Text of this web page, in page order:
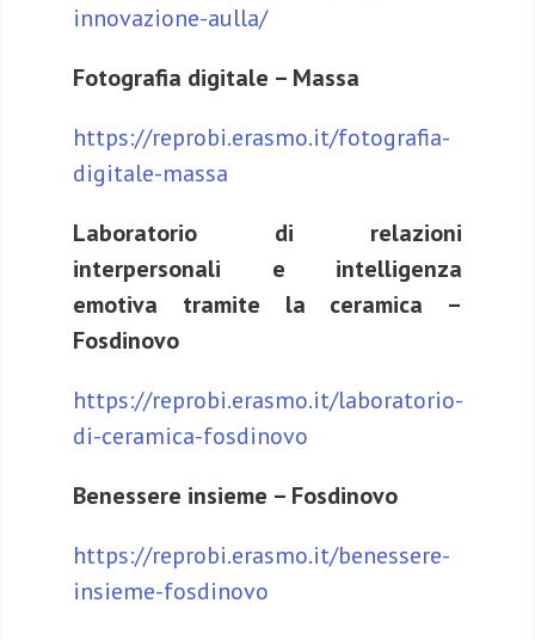
innovazione-aulla/
Fotografia digitale – Massa
https://reprobi.erasmo.it/fotografia-
digitale-massa
Laboratorio di relazioni
interpersonali e intelligenza
emotiva tramite la ceramica –
Fosdinovo
https://reprobi.erasmo.it/laboratorio-
di-ceramica-fosdinovo
Benessere insieme – Fosdinovo
https://reprobi.erasmo.it/benessere-
insieme-fosdinovo